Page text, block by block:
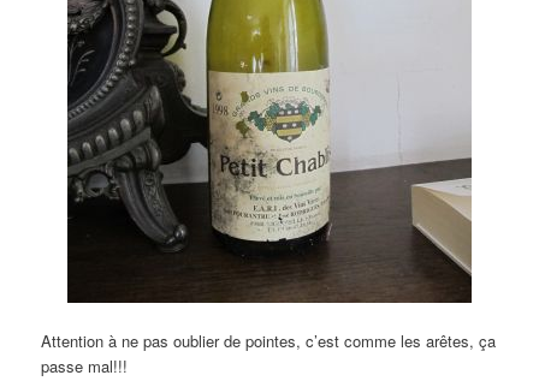
Attention à ne pas oublier de pointes, c’est comme les arêtes, ça
passe mal!!!